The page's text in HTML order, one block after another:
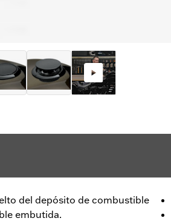
del depósito de combustible
embutida.